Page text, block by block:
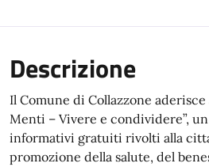
Descrizione
Il Comune di Collazzone
Menti – Vivere e condividere”,
informativi gratuiti rivolti alla
promozione della salute, del